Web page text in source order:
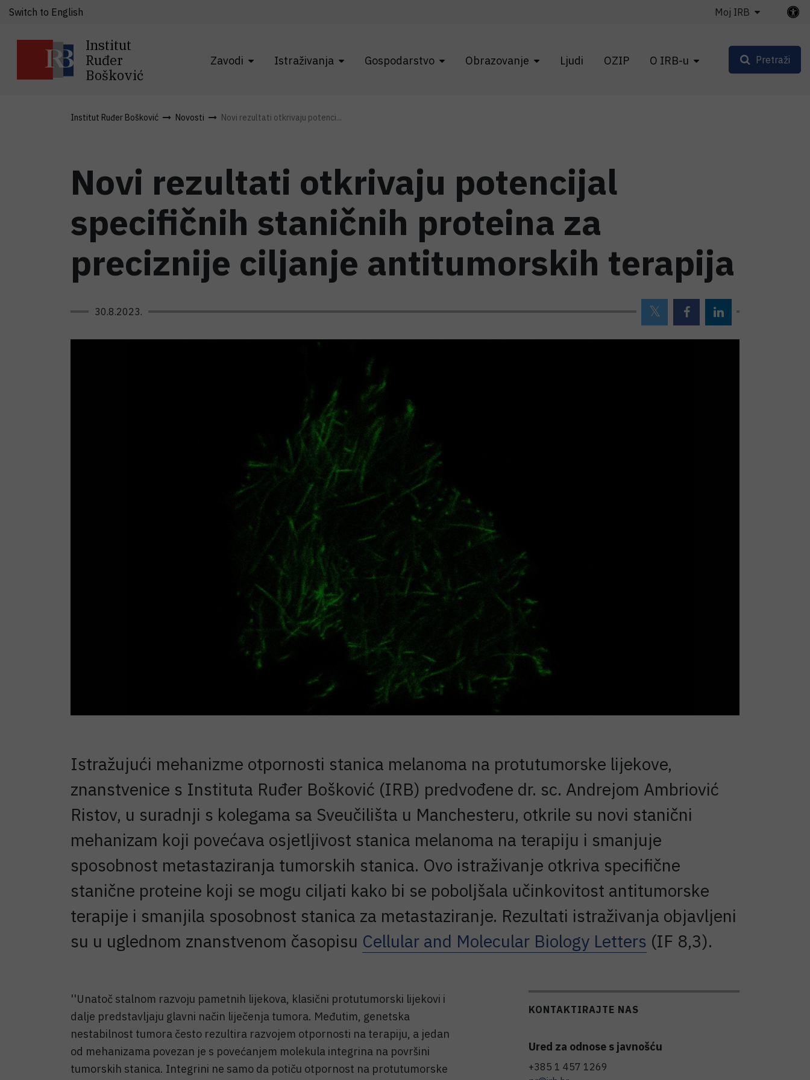
Institut
Ruđer
Bošković
Zavodi Istraživanja Gospodarstvo Obrazovanje Ljudi OZIP O IRB-u
Switch to English Moj IRB
Pretraži
Institut Ruđer Bošković Novosti Novi rezultati otkrivaju potenci...
Novi rezultati otkrivaju potencijal
specifičnih staničnih proteina za
preciznije ciljanje antitumorskih terapija
30.8.2023.
Istražujući mehanizme otpornosti stanica melanoma na protutumorske lijekove,
znanstvenice s Instituta Ruđer Bošković (IRB) predvođene dr. sc. Andrejom Ambriović
Ristov, u suradnji s kolegama sa Sveučilišta u Manchesteru, otkrile su novi stanični
mehanizam koji povećava osjetljivost stanica melanoma na terapiju i smanjuje
sposobnost metastaziranja tumorskih stanica. Ovo istraživanje otkriva specifične
stanične proteine koji se mogu ciljati kako bi se poboljšala učinkovitost antitumorske
terapije i smanjila sposobnost stanica za metastaziranje. Rezultati istraživanja objavljeni
su u uglednom znanstvenom časopisu Cellular and Molecular Biology Letters (IF 8,3).
''Unatoč stalnom razvoju pametnih lijekova, klasični protutumorski lijekovi i
dalje predstavljaju glavni način liječenja tumora. Međutim, genetska
nestabilnost tumora često rezultira razvojem otpornosti na terapiju, a jedan
od mehanizama povezan je s povećanjem molekula integrina na površini
tumorskih stanica. Integrini ne samo da potiču otpornost na protutumorske
KONTAKTIRAJTE NAS
Ured za odnose s javnošću
+385 1 457 1269